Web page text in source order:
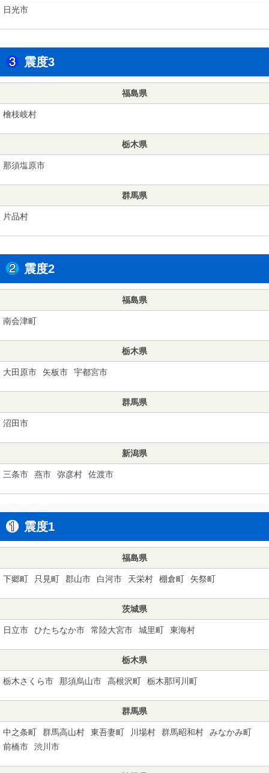
日光市
震度3
福島県
檜枝岐村
栃木県
那須塩原市
群馬県
片品村
震度2
福島県
南会津町
栃木県
大田原市 矢板市 宇都宮市
群馬県
沼田市
新潟県
三条市 燕市 弥彦村 佐渡市
震度1
福島県
下郷町 只見町 郡山市 白河市 天栄村 棚倉町 矢祭町
茨城県
日立市 ひたちなか市 常陸大宮市 城里町 東海村
栃木県
栃木さくら市 那須烏山市 高根沢町 栃木那珂川町
群馬県
中之条町 群馬高山村 東吾妻町 川場村 群馬昭和村
みなかみ町
前橋市
渋川市